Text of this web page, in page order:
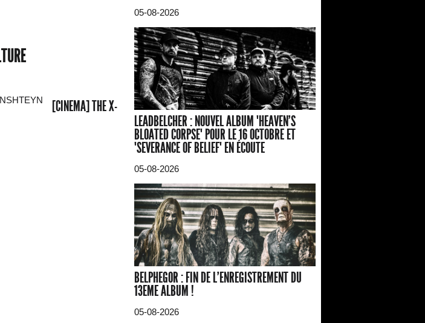
[CINEMA] THE X-
05-08-2026
LEADBELCHER : NOUVEL ALBUM "HEAVEN'S
BLOATED CORPSE" POUR LE 16 OCTOBRE ET
"SEVERANCE OF BELIEF" EN ÉCOUTE
05-08-2026
BELPHEGOR : FIN DE L'ENREGISTREMENT DU
13EME ALBUM !
05-08-2026